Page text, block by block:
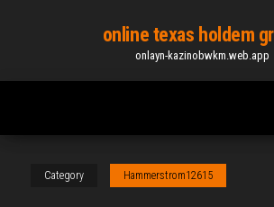
content
online texas holdem
onlayn-kazinobwkm.web.app
Category Hammerstrom12615